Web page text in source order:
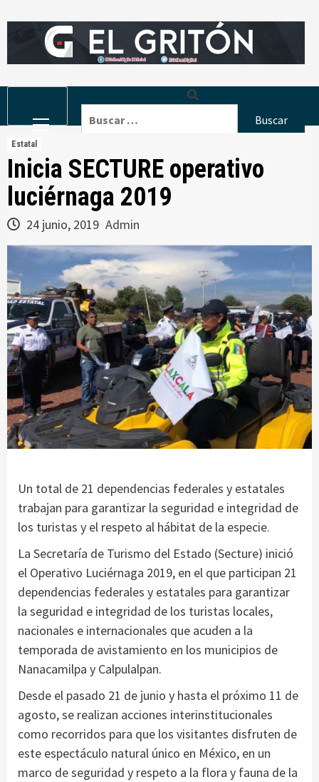
to
Menu
Estatal
Inicia SECTURE operativo
luciérnaga 2019
24 junio, 2019 Admin
Un total de 21 dependencias federales y estatales
trabajan para garantizar la seguridad e integridad de
los turistas y el respeto al hábitat de la especie.
La Secretaría de Turismo del Estado (Secture) inició
el Operativo Luciérnaga 2019, en el que participan 21
dependencias federales y estatales para garantizar
la seguridad e integridad de los turistas locales,
nacionales e internacionales que acuden a la
temporada de avistamiento en los municipios de
Nanacamilpa y Calpulalpan.
Desde el pasado 21 de junio y hasta el próximo 11 de
agosto, se realizan acciones interinstitucionales
como recorridos para que los visitantes disfruten de
este espectáculo natural único en México, en un
marco de seguridad y respeto a la flora y fauna de la